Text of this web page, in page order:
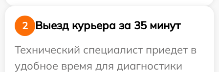
2
Выезд курьера за 35 минут
Технический специалист приедет в
удобное время для диагностики